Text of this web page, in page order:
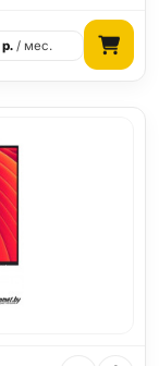
р. / мес.